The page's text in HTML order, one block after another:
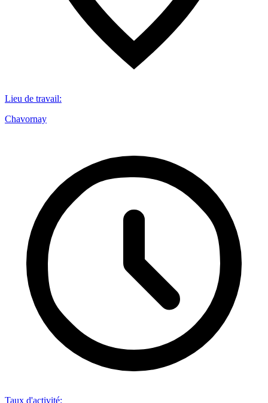
Lieu de travail:
Chavornay
Taux d'activité: